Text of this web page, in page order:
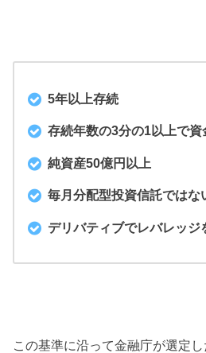
5年以上存続
存続年数の3分の1以上で資
純資産50億円以上
毎月分配型投資信託ではな
デリバティブでレバレッジ
この基準に沿って金融庁が選定